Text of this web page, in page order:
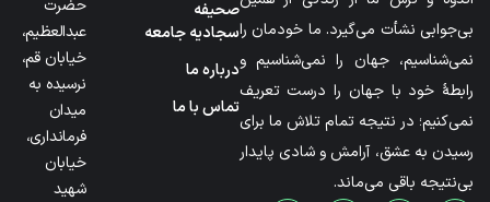
بی‌جوابی نشأت می‌گیرد. ما خودمان را
نمی‌شناسیم، جهان را نمی‌شناسیم و
رابطۀ خود با جهان را درست تعریف
نمی‌کنیم؛ در نتیجه تمام تلاش ما برای
رسیدن به عشق، آرامش و شادی پایدار
بی‌نتیجه باقی می‌ماند.
صحیفه
سجادیه جامعه
درباره ما
تماس با ما
حضرت
عبدالعظیم،
خیابان قم،
نرسیده به
میدان
فرمانداری،
خیابان
شهید